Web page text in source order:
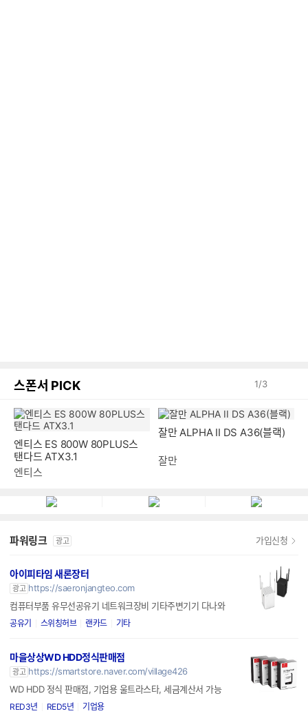
스폰서 PICK 1/3
엔티스 ES 800W 80PLUS스
탠다드 ATX3.1
엔티스
잘만 ALPHA II DS A36(블랙)
잘만
파워링크 광고 가입신청
아이피타임 새론장터
광고 https://saeronjangteo.com
컴퓨터부품 유무선공유기 네트워크장비 기타주변기기 다나와
공유기 스위칭허브 랜카드 기타
마을상상WD HDD정식판매점
광고 https://smartstore.naver.com/village426
WD HDD 정식 판매점, 기업용 울트라스타, 세금계산서 가능
RED3년 RED5년 기업용